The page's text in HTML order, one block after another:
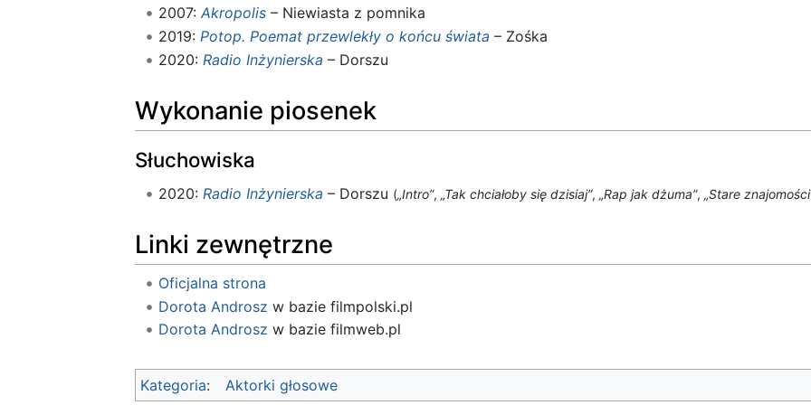
2007: Akropolis– Niewiasta z pomnika
2019: Potop. Poemat przewlekły o końcu świata – Zośka
2020: Radio Inżynierska – Dorszu
Wykonanie piosenek
Słuchowiska
2020: Radio Inżynierska – Dorszu („Intro”, „Tak chciałoby się dzisiaj”, „Rap jak dżuma”, „Stare
Linki zewnętrzne
Oficjalna strona
Dorota Androsz w bazie filmpolski.pl
Dorota Androsz w bazie filmweb.pl
Kategoria: Aktorki głosowe